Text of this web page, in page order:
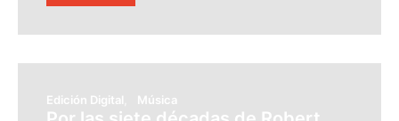
Edición Digital Música